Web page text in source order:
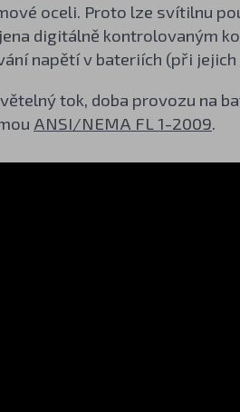
oceli. Proto lze svítilnu
digitálně kontrolovaným
napětí v bateriích (při
tok, doba provozu na
ANSI/NEMA FL 1-2009.